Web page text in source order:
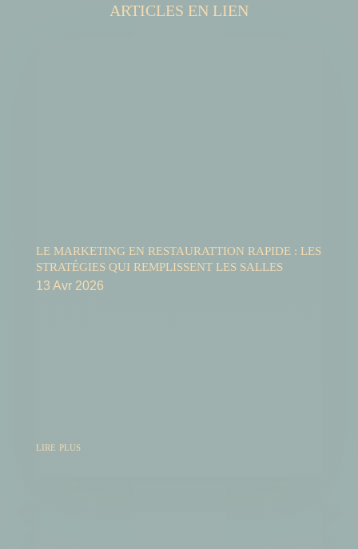
ARTICLES EN LIEN
LE MARKETING EN RESTAURATTION RAPIDE : LES
STRATÉGIES QUI REMPLISSENT LES SALLES
13 Avr 2026
lire plus